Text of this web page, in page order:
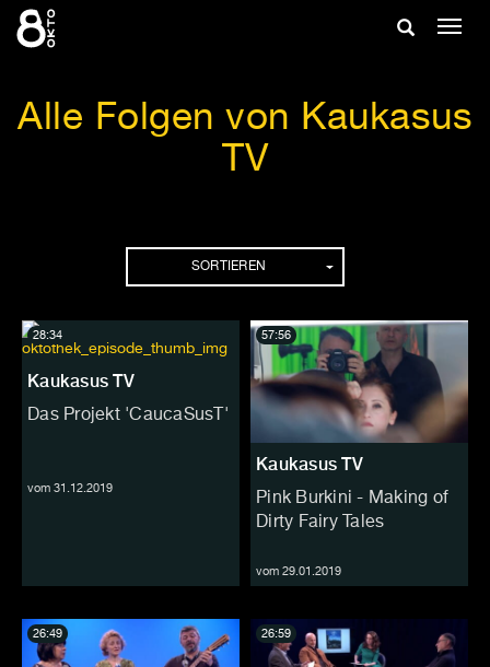
Zum
Inhalt
Suche
Alle Folgen von Kaukasus
TV
SORTIEREN
Kaukasus TV
Das Projekt 'CaucaSusT'
vom 31.12.2019
28:34
Kaukasus TV
Pink Burkini - Making of
Dirty Fairy Tales
vom 29.01.2019
57:56
26:49 26:59